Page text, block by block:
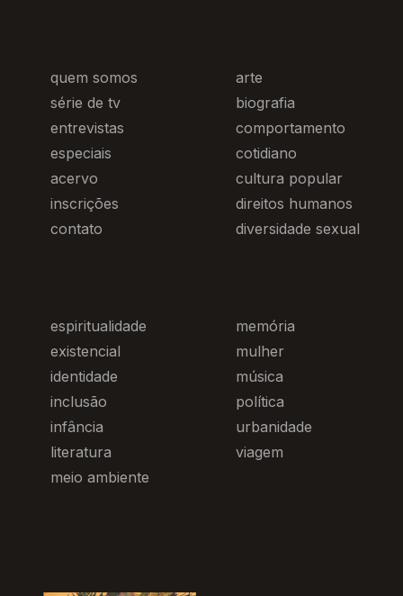
quem somos
série de tv
entrevistas
especiais
acervo
inscrições
contato
arte
biografia
comportamento
cotidiano
cultura popular
direitos humanos
diversidade sexual
espiritualidade
existencial
identidade
inclusão
infância
literatura
meio ambiente
memória
mulher
música
política
urbanidade
viagem